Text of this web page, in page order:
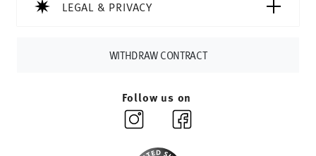
Germany for items in stock. You can view delivery times to
For returns, please use ourreturns service
LEGAL & PRIVACY
WITHDRAW CONTRACT
Follow us on